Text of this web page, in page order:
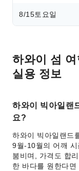
8/15토요일
하와이 섬
실용 정보
하와이 빅아일랜
요?
하와이 빅아일랜드
9월-10월의 어깨
붐비며, 가격도 합
한 바다를 원한다